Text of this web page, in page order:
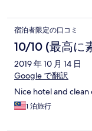
宿泊者限定の口コミ
10/10 (最高に
2019 年 10 月 14 日
Google で翻訳
Nice hotel and
1 泊旅行